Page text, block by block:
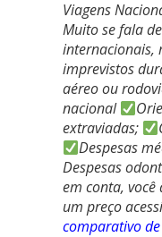
Viagens
Muito se fala
internacionais,
imprevistos
aéreo ou
nacional
extraviadas;
Despesas
Despesas
em conta,
um preço
comparativo